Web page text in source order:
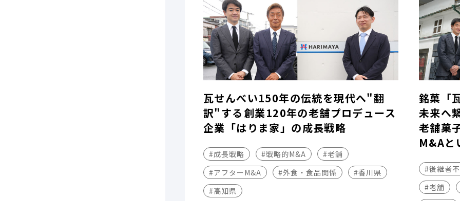
瓦せんべい150年の伝統を現代へ"翻
訳"する――創業120年の老舗プロデュース
企業「はりま家」の成長戦略
#成長戦略 #戦略的M&A
#老舗
#アフターM&A
#外食・食品関係
#香川県
#高知県
銘菓「
未来へ
老舗菓
M&Aと
#後継者
#老舗